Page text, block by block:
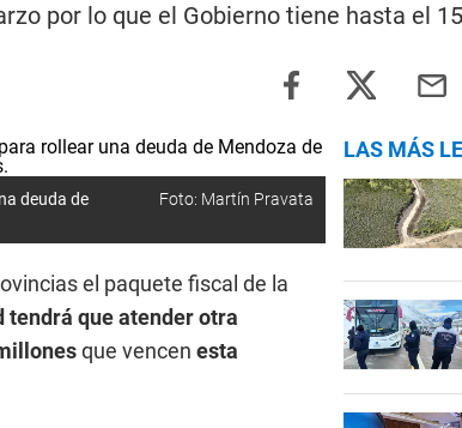
por lo que el Gobierno tiene hasta el
deuda de
Foto: Martín Pravata
el paquete fiscal de la
tendrá que atender otra
que vencen esta
LAS MÁS